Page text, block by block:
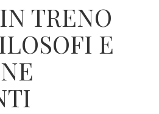
TRENO
E